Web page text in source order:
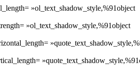
»ol_text_shadow_style,%91object
»ol_text_shadow_style,%91object